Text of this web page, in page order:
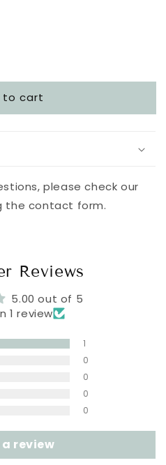
to cart
please check our
the contact form.
Reviews
5.00 out of 5
1 review
1
0
0
0
0
review